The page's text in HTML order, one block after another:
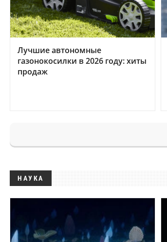
Лучшие автономные
газонокосилки в 2026 году: хиты
продаж
НАУКА